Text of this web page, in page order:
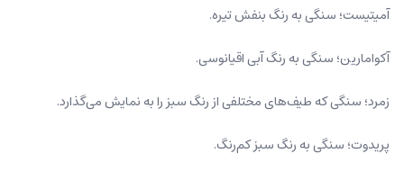
آمیتیست؛ سنگی به رنگ بنفش تیره.
آکوامارین؛ سنگی به رنگ آبی اقیانوسی.
زمرد؛ سنگی که طیف‌های مختلفی از رنگ سبز را به نمایش می‌گذارد.
پریدوت؛ سنگی به رنگ سبز کم‌رنگ.